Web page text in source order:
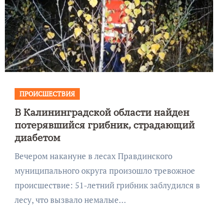
ПРОИСШЕСТВИЯ
В Калининградской области найден
потерявшийся грибник, страдающий
диабетом
Вечером накануне в лесах Правдинского
муниципального округа произошло тревожное
происшествие: 51-летний грибник заблудился в
лесу, что вызвало немалые…